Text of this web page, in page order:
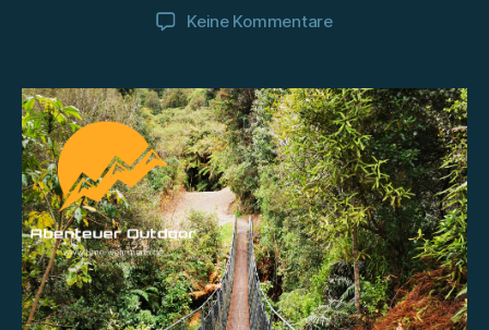
Keine Kommentarezu
Nordinsel:
Tag
4
und
5
–
Auf
Umwegen
nach
Levin